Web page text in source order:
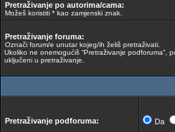
Pretraživanje po autorima/cama:
Možeš koristiti * kao zamjenski znak.
Pretraživanje foruma:
Označi forum/e unutar kojeg/ih želiš pretraživati.
Ukoliko ne onemogućiš “Pretraživanje podforuma”,
uključeni u pretraživanje.
Pretraživanje podforuma: Da